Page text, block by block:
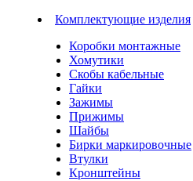
Комплектующие изделия
Коробки монтажные
Хомутики
Скобы кабельные
Гайки
Зажимы
Прижимы
Шайбы
Бирки маркировочные
Втулки
Кронштейны